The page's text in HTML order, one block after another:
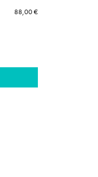
88,00 €